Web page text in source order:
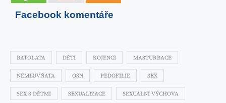
Facebook komentáře
BATOLATA DĚTI KOJENCI MASTURBACE
NEMLUVŇATA OSN PEDOFILIE SEX
SEX S DĚTMI SEXUALIZACE SEXUÁLNÍ VÝCHOVA